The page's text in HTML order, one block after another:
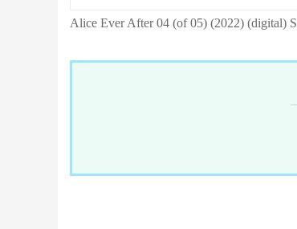
Alice Ever After 04 (of 05) (2022)